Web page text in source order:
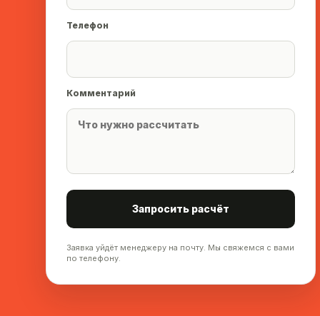
Телефон
Комментарий
Запросить расчёт
Заявка уйдёт менеджеру на почту. Мы свяжемся с вами
по телефону.